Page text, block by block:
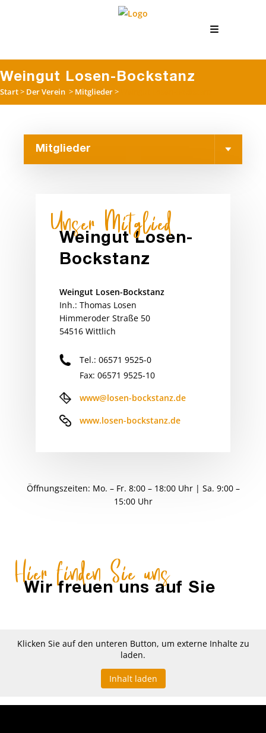
Weingut Losen-Bockstanz
Start> Der Verein > Mitglieder>
Unser Mitglied
Weingut Losen-
Bockstanz
Weingut Losen-Bockstanz
Inh.: Thomas Losen
Himmeroder Straße 50
54516 Wittlich
Tel.: 06571 9525-0
Fax: 06571 9525-10
www@losen-bockstanz.de
www.losen-bockstanz.de
Öffnungszeiten: Mo. – Fr. 8:00 – 18:00 Uhr | Sa. 9:00 –
15:00 Uhr
Hier finden Sie uns
Wir freuen uns auf Sie
Klicken Sie auf den unteren Button, um externe Inhalte zu
laden.
Inhalt laden